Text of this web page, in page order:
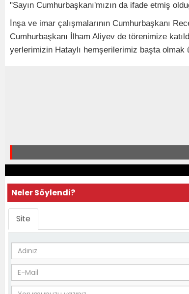
"Sayın Cumhurbaşkanı'mızın da ifade etmiş
İnşa ve imar çalışmalarının Cumhurbaşkanı
Cumhurbaşkanı İlham Aliyev de törenimize
yerlerimizin Hataylı hemşerilerimiz başta olmak
Neler Söylendi?
Site